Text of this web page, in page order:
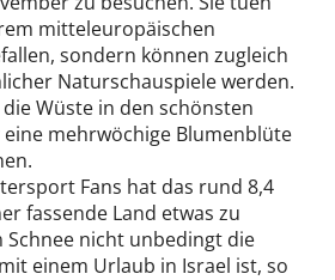
mitteleuropäischen
sondern können zugleich
Naturschauspiele werden.
Wüste in den schönsten
mehrwöchige Blumenblüte
Fans hat das rund 8,4
fassende Land etwas zu
Schnee nicht unbedingt die
einem Urlaub in Israel ist, so